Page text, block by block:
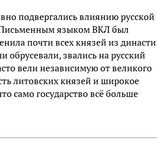
подвергались влиянию русской
Письменным языком ВКЛ был
почти всех князей из
звались на русский
вели независимую от великого
литовских князей и широкое
само государство всё больше